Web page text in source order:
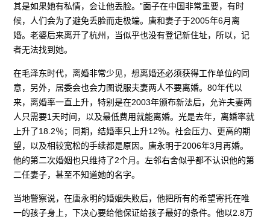
其是如果她有私情，会让他丢脸。”面子在中国非常重要，有时
候，人们会为了避免丢脸而走极端。唐和妻子于2005年6月离
婚。老婆后来离开了杭州，当似乎也没有登记新住址，所以，记
者无法找到她。
在毛泽东时代，离婚非常少见，想离婚还必须获得工作单位的同
意，另外，居委会也会力图说服夫妻两人不要离婚。80年代以
来，离婚率一直上升，特别是在2003年颁布新法后，允许夫妻两
人只需要1天时间，以及最低费用就能离婚。光是去年，离婚率就
上升了18.2％；同期，结婚率只上升12％。社会压力、更高的期
望，以及相较宽松的手续都是原因。唐永明于2006年3月再婚。
他的第二次婚姻也只维持了2个月。左邻右舍似乎都不认识他的第
二任妻子，甚至不知道她的名字。
当地警察说，在唐永明的婚姻失败后，他把所有的希望寄托在唯
一的孩子身上，下决心要给他保证给孩子最好的条件。他以2.8万